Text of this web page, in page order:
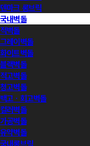
덴마크 롱브릭
국내벽돌
적벽돌
그레이벽돌
화이트벽돌
블랙벽돌
적고벽돌
청고벽돌
백고ㆍ회고벽돌
컬러벽돌
가공벽돌
유약벽돌
국내롱브릭